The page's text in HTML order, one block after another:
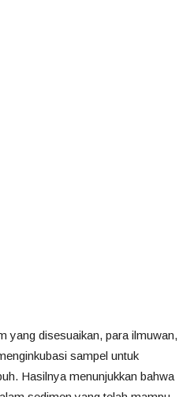
yang disesuaikan, para ilmuwan,
sampel untuk
Hasilnya menunjukkan bahwa